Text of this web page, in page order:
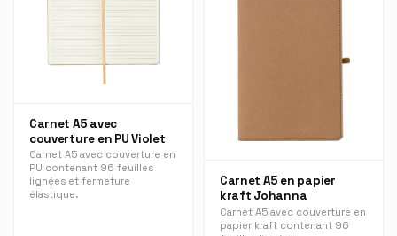
Carnet A5 avec
couverture en PU Violet
Carnet A5 avec couverture en
PU contenant 96 feuilles
lignées et fermeture
élastique.
Carnet A5 en papier
kraft Johanna
Carnet A5 avec couverture en
papier kraft contenant 96